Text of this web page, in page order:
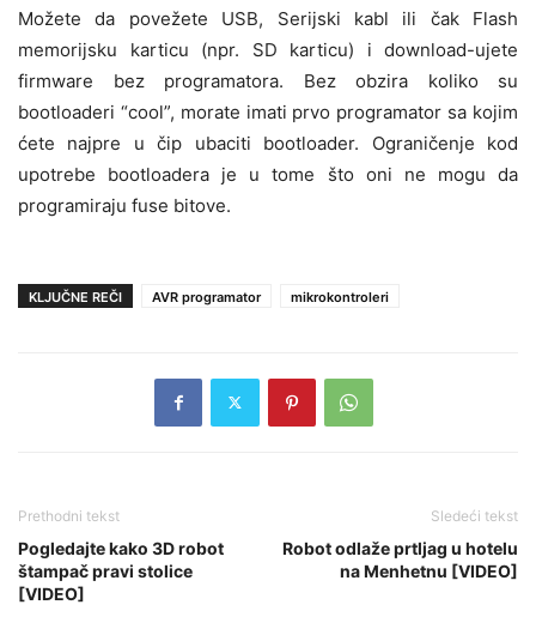
Možete da povežete USB, Serijski kabl ili čak Flash
memorijsku karticu (npr. SD karticu) i download-ujete
firmware bez programatora. Bez obzira koliko su
bootloaderi “cool”, morate imati prvo programator sa kojim
ćete najpre u čip ubaciti bootloader. Ograničenje kod
upotrebe bootloadera je u tome što oni ne mogu da
programiraju fuse bitove.
KLJUČNE REČI AVR programator mikrokontroleri
Prethodni tekst
Pogledajte kako 3D robot
štampač pravi stolice
[VIDEO]
Sledeći tekst
Robot odlaže prtljag u hotelu
na Menhetnu [VIDEO]